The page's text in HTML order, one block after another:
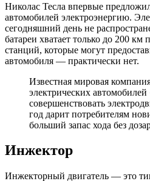
Николас Тесла впервые
автомобилей электроэнергию.
сегодняшний день не
батареи хватает только до 200 км
станций, которые могут
автомобиля — практически нет.
Известная мировая
электрических
совершенствовать
год дарит потребителям
больший запас хода без
Инжектор
Инжекторный двигатель — это